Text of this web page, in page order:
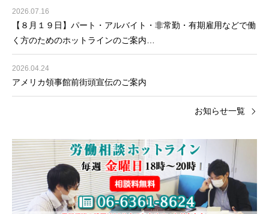
2026.07.16
【８月１９日】パート・アルバイト・非常勤・有期雇用などで働
く方のためのホットラインのご案内…
2026.04.24
アメリカ領事館前街頭宣伝のご案内
お知らせ一覧